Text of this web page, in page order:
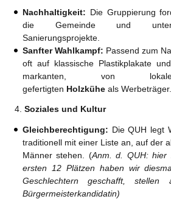
Nachhaltigkeit: Die Gruppierung
die Gemeinde und
Sanierungsprojekte.
Sanfter Wahlkampf: Passend zum
oft auf klassische Plastikplakate
markanten, von
gefertigten Holzkühe als Werbeträger.
Soziales und Kultur
Gleichberechtigung: Die QUH legt
traditionell mit einer Liste an, auf der
Männer stehen. (Anm. d. QUH:
ersten 12 Plätzen haben wir
Geschlechtern geschafft, stellen
Bürgermeisterkandidatin)